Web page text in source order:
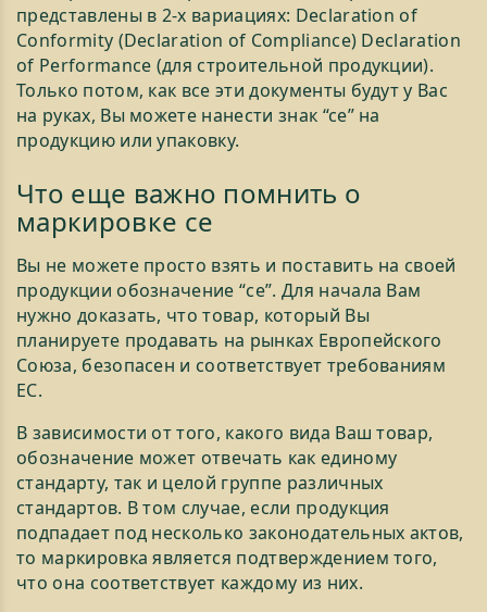
представлены в 2-х вариациях: Declaration of
Conformity (Declaration of Compliance) Declaration
of Performance (для строительной продукции).
Только потом, как все эти документы будут у Вас
на руках, Вы можете нанести знак “се” на
продукцию или упаковку.
Что еще важно помнить о
маркировке се
Вы не можете просто взять и поставить на своей
продукции обозначение “ce”. Для начала Вам
нужно доказать, что товар, который Вы
планируете продавать на рынках Европейского
Союза, безопасен и соответствует требованиям
ЕС.
В зависимости от того, какого вида Ваш товар,
обозначение может отвечать как единому
стандарту, так и целой группе различных
стандартов. В том случае, если продукция
подпадает под несколько законодательных актов,
то маркировка является подтверждением того,
что она соответствует каждому из них.